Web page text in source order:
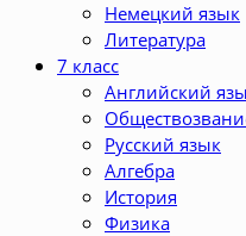
Немецкий язык
Литература
7 класс
Английский
Русский язык
Алгебра
История
Физика